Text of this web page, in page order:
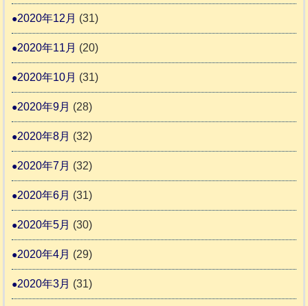
2020年12月 (31)
2020年11月 (20)
2020年10月 (31)
2020年9月 (28)
2020年8月 (32)
2020年7月 (32)
2020年6月 (31)
2020年5月 (30)
2020年4月 (29)
2020年3月 (31)